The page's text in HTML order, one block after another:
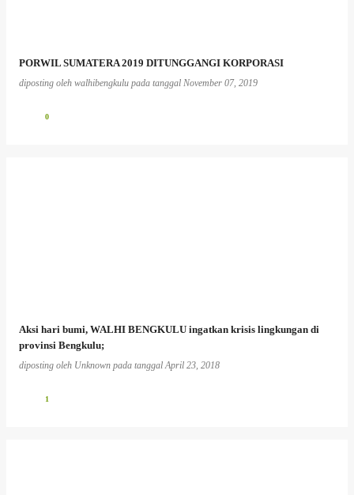
PORWIL SUMATERA 2019 DITUNGGANGI KORPORASI
diposting oleh walhibengkulu pada tanggal November 07, 2019
0
Aksi hari bumi, WALHI BENGKULU ingatkan krisis lingkungan di
provinsi Bengkulu;
diposting oleh Unknown pada tanggalApril 23, 2018
1